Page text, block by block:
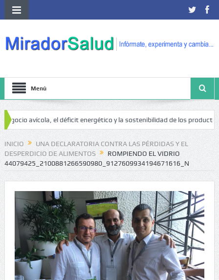
Menú
avícola, el déficit energético y la sostenibilidad de los productores
cáncer
INICIO
UNA DECLARATORIA CONTRA LAS PÉRDIDAS Y EL
DESPERDICIO DE ALIMENTOS
ROMPIENDO EL VIDRIO
44079425_2100881266590980_9127609934194671616_N